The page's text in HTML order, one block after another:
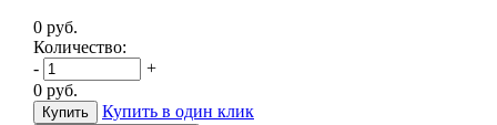
0 руб.
Количество:
-
+
0 руб.
Купить в один клик